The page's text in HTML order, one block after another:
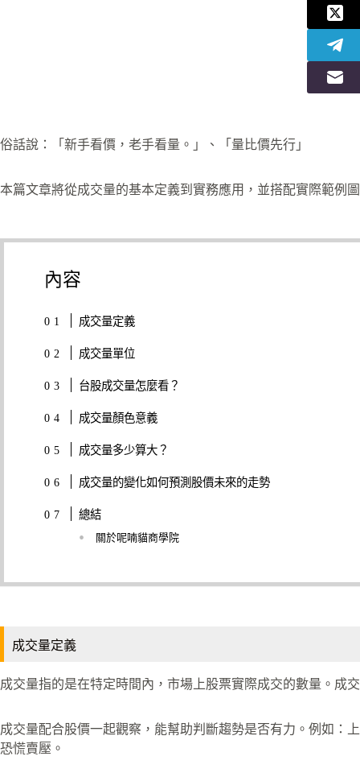
俗話說：「新手看價，老手看量。」、「量比價先行」
本篇文章將從成交量的基本定義到實務應用，並搭配實際範例
內容
成交量定義
成交量單位
台股成交量怎麼看？
成交量顏色意義
成交量多少算大？
成交量的變化如何預測股價未來的走勢
總結
關於呢喃貓商學院
成交量定義
成交量指的是在特定時間內，市場上股票實際成交的數量。成
成交量配合股價一起觀察，能幫助判斷趨勢是否有力。例如：
恐慌賣壓。